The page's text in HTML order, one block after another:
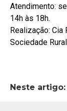
Atendimento:
14h às 18h.
Realização:
Sociedade
Neste artigo: